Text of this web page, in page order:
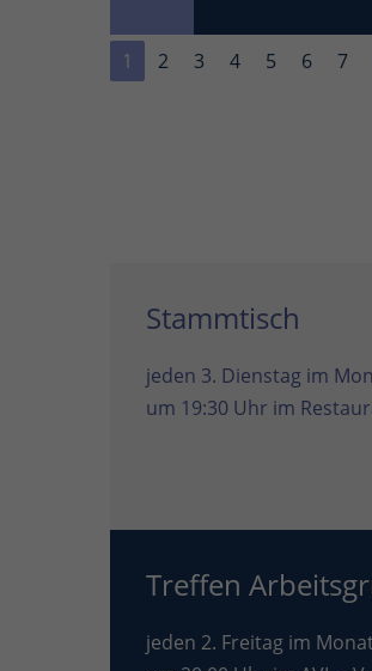
1 2 3 4 5 6 7
Stammtisch
jeden 3. Dienstag im
um 19:30 Uhr im
Treffen
jeden 2. Freitag im Monat